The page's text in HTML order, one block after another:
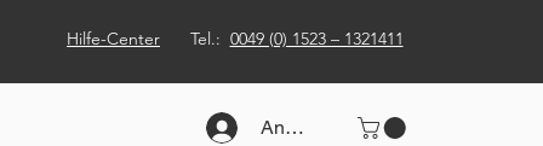
Hilfe-Center Tel.: 0049 (0) 1523 – 1321411
Anmelden